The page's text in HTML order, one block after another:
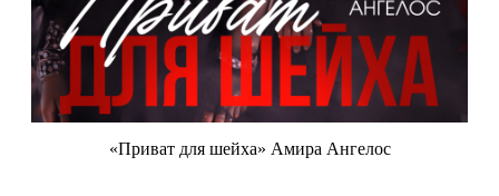
«Приват для шейха» Амира Ангелос